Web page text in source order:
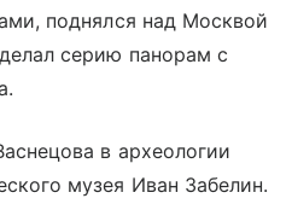
поднялся над Москвой
серию панорам с
в археологии
музея Иван Забелин.